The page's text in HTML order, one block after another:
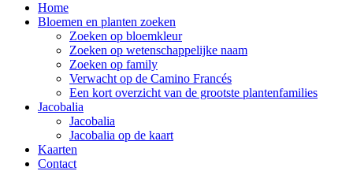
Home
Bloemen en planten zoeken
Zoeken op bloemkleur
Zoeken op wetenschappelijke naam
Zoeken op family
Verwacht op de Camino Francés
Een kort overzicht van de grootste plantenfamilies
Jacobalia
Jacobalia
Jacobalia op de kaart
Kaarten
Contact